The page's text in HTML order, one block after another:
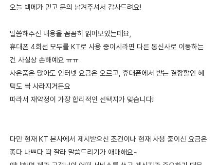
오늘 백메가 믿고 문의 남겨주셔서 감사드려요!
말씀해주신 내용을 꼼꼼히 읽어보았는데요,
휴대폰 4회선 모두를 KT로 사용 중이시라면 다른 통신사로 이동하는
건 사실상 손해예요 ㅠㅠ
사은품은 많아도 인터넷 요금은 오르고, 휴대폰에서 받는 결합할인 혜
택도 싹 사라지거든요
따라서 재약정이 가장 합리적인 선택지가 맞습니다!
다만 현재 KT 본사에서 제시받으신 조건이나 현재 사용 중이신 요금은
좋다 나쁘다 딱 잘라 말씀드리기가 애매해요~